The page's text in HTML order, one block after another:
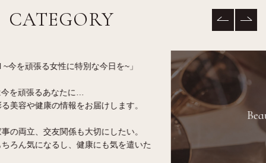
CATEGORY